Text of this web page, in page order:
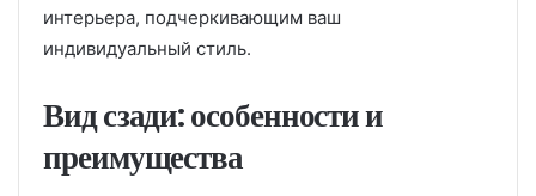
интерьера, подчеркивающим ваш
индивидуальный стиль.
Вид сзади: особенности и
преимущества